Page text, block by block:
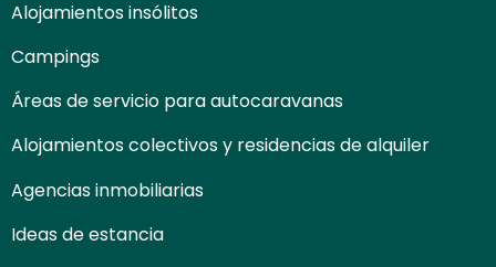
Alojamientos insólitos
Campings
Áreas de servicio para autocaravanas
Alojamientos colectivos y residencias de alquiler
Agencias inmobiliarias
Ideas de estancia